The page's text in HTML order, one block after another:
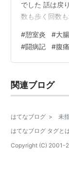
でした 話は戻
数も歩く回数
ω；`)ｳｯ… がア
度目、大き目
検査の炎症値
は当然お休み
でこれには震
#憩室炎 #大
#闘病記 #腹痛
関連ブログ
はてなブログ > 未
はてなブログ タグと
Copyright (C) 2001-